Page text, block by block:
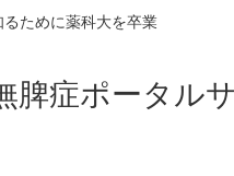
ために薬科大を卒業
脾症ポータル